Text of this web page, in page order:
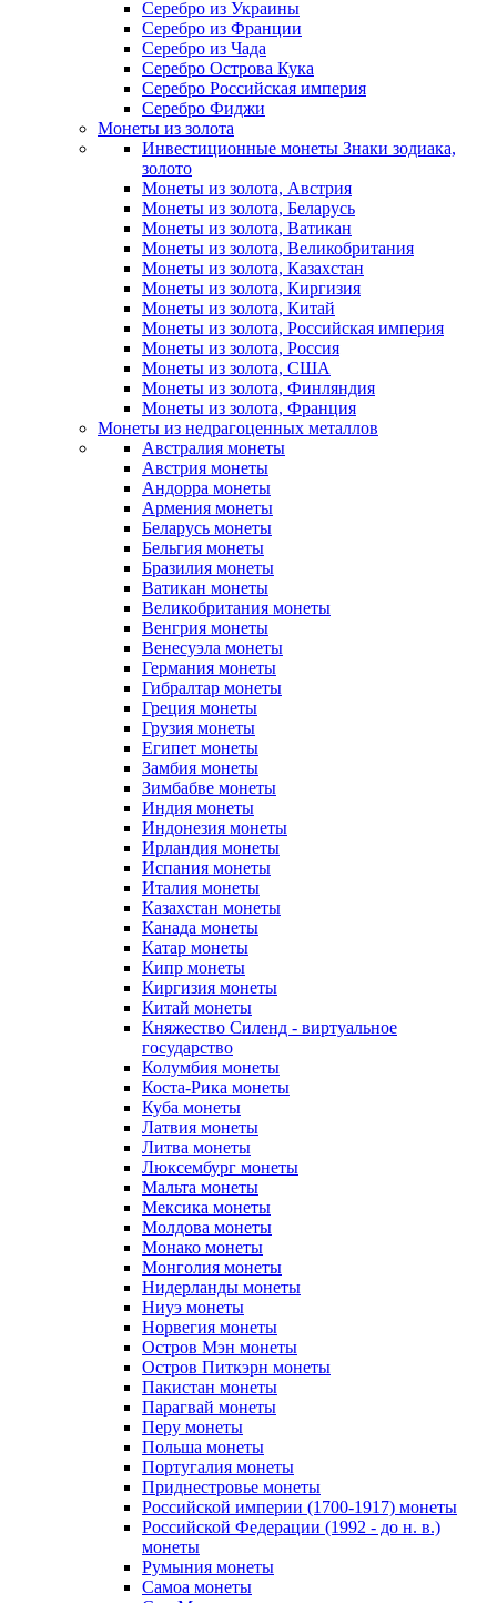
Серебро из Украины
Серебро из Франции
Серебро из Чада
Серебро Острова Кука
Серебро Российская империя
Серебро Фиджи
Монеты из золота
Инвестиционные монеты Знаки зодиака,
золото
Монеты из золота, Австрия
Монеты из золота, Беларусь
Монеты из золота, Ватикан
Монеты из золота, Великобритания
Монеты из золота, Казахстан
Монеты из золота, Киргизия
Монеты из золота, Китай
Монеты из золота, Российская империя
Монеты из золота, Россия
Монеты из золота, США
Монеты из золота, Финляндия
Монеты из золота, Франция
Монеты из недрагоценных металлов
Австралия монеты
Австрия монеты
Андорра монеты
Армения монеты
Беларусь монеты
Бельгия монеты
Бразилия монеты
Ватикан монеты
Великобритания монеты
Венгрия монеты
Венесуэла монеты
Германия монеты
Гибралтар монеты
Греция монеты
Грузия монеты
Египет монеты
Замбия монеты
Зимбабве монеты
Индия монеты
Индонезия монеты
Ирландия монеты
Испания монеты
Италия монеты
Казахстан монеты
Канада монеты
Катар монеты
Кипр монеты
Киргизия монеты
Китай монеты
Княжество Силенд - виртуальное
государство
Колумбия монеты
Коста-Рика монеты
Куба монеты
Латвия монеты
Литва монеты
Люксембург монеты
Мальта монеты
Мексика монеты
Молдова монеты
Монако монеты
Монголия монеты
Нидерланды монеты
Ниуэ монеты
Норвегия монеты
Остров Мэн монеты
Остров Питкэрн монеты
Пакистан монеты
Парагвай монеты
Перу монеты
Польша монеты
Португалия монеты
Приднестровье монеты
Российской империи (1700-1917) монеты
Российской Федерации (1992 - до н. в.)
монеты
Румыния монеты
Самоа монеты